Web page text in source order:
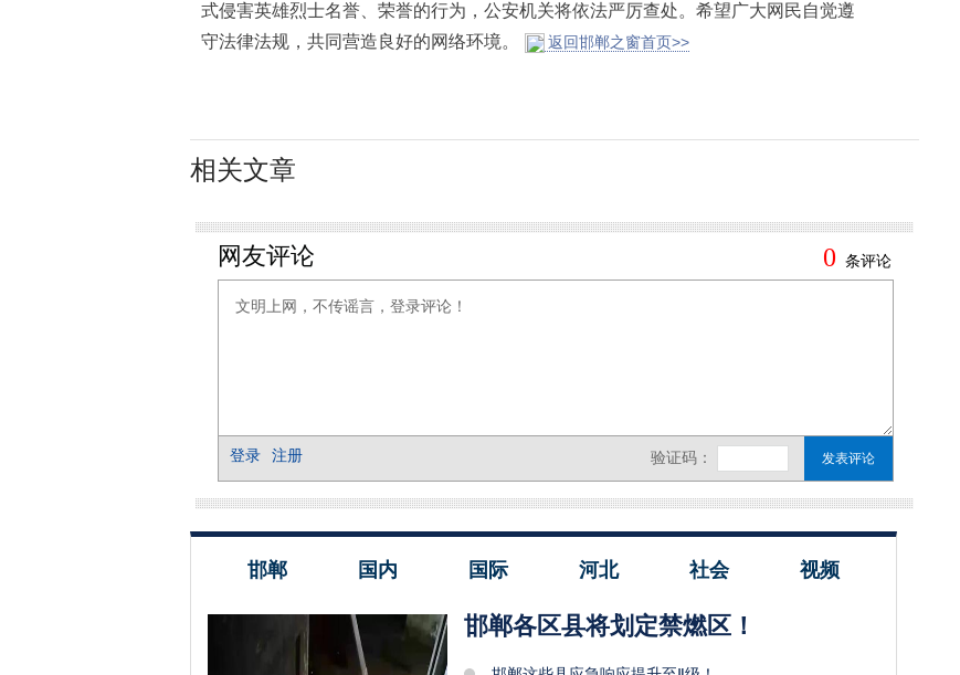
式侵害英雄烈士名誉、荣誉的行为，公安机关将依法严厉查处。希望广大网民自觉遵
守法律法规，共同营造良好的网络环境。
返回邯郸之窗首页>>
相关文章
邯郸 国内 国际 河北 社会 视频
邯郸各区县将划定禁燃区！